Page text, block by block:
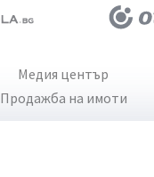
Медия център
Продажба на имоти